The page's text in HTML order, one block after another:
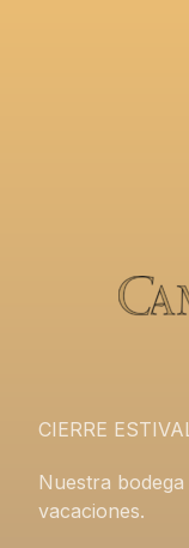
CIERRE
Nuestra
vacaciones.